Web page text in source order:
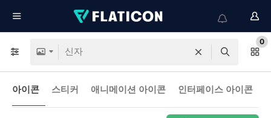
0
아이콘 스티커 애니메이션 아이콘 인터페이스 아이콘